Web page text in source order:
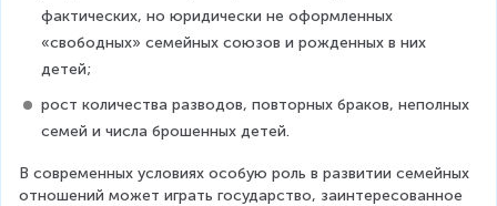
фактических, но юридически не оформленных
«свободных» семейных союзов и рожденных в них
детей;
рост количества разводов, повторных браков, неполных
семей и числа брошенных детей.
В современных условиях особую роль в развитии семей­ных
отношений может играть государство, заинтересованное